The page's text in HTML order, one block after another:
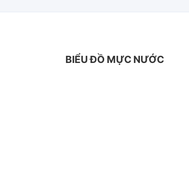
BIỂU ĐỒ MỰC NƯỚC